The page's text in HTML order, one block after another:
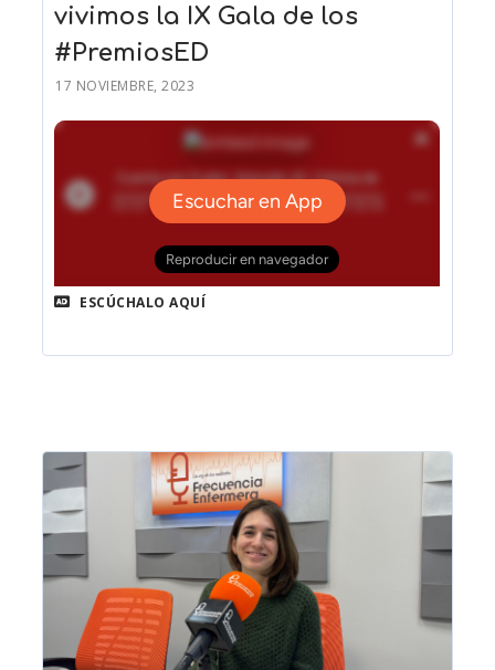
vivimos la IX Gala de los
#PremiosED
17 NOVIEMBRE, 2023
ESCÚCHALO AQUÍ